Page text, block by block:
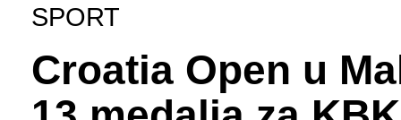
SPORT
Croatia Open u